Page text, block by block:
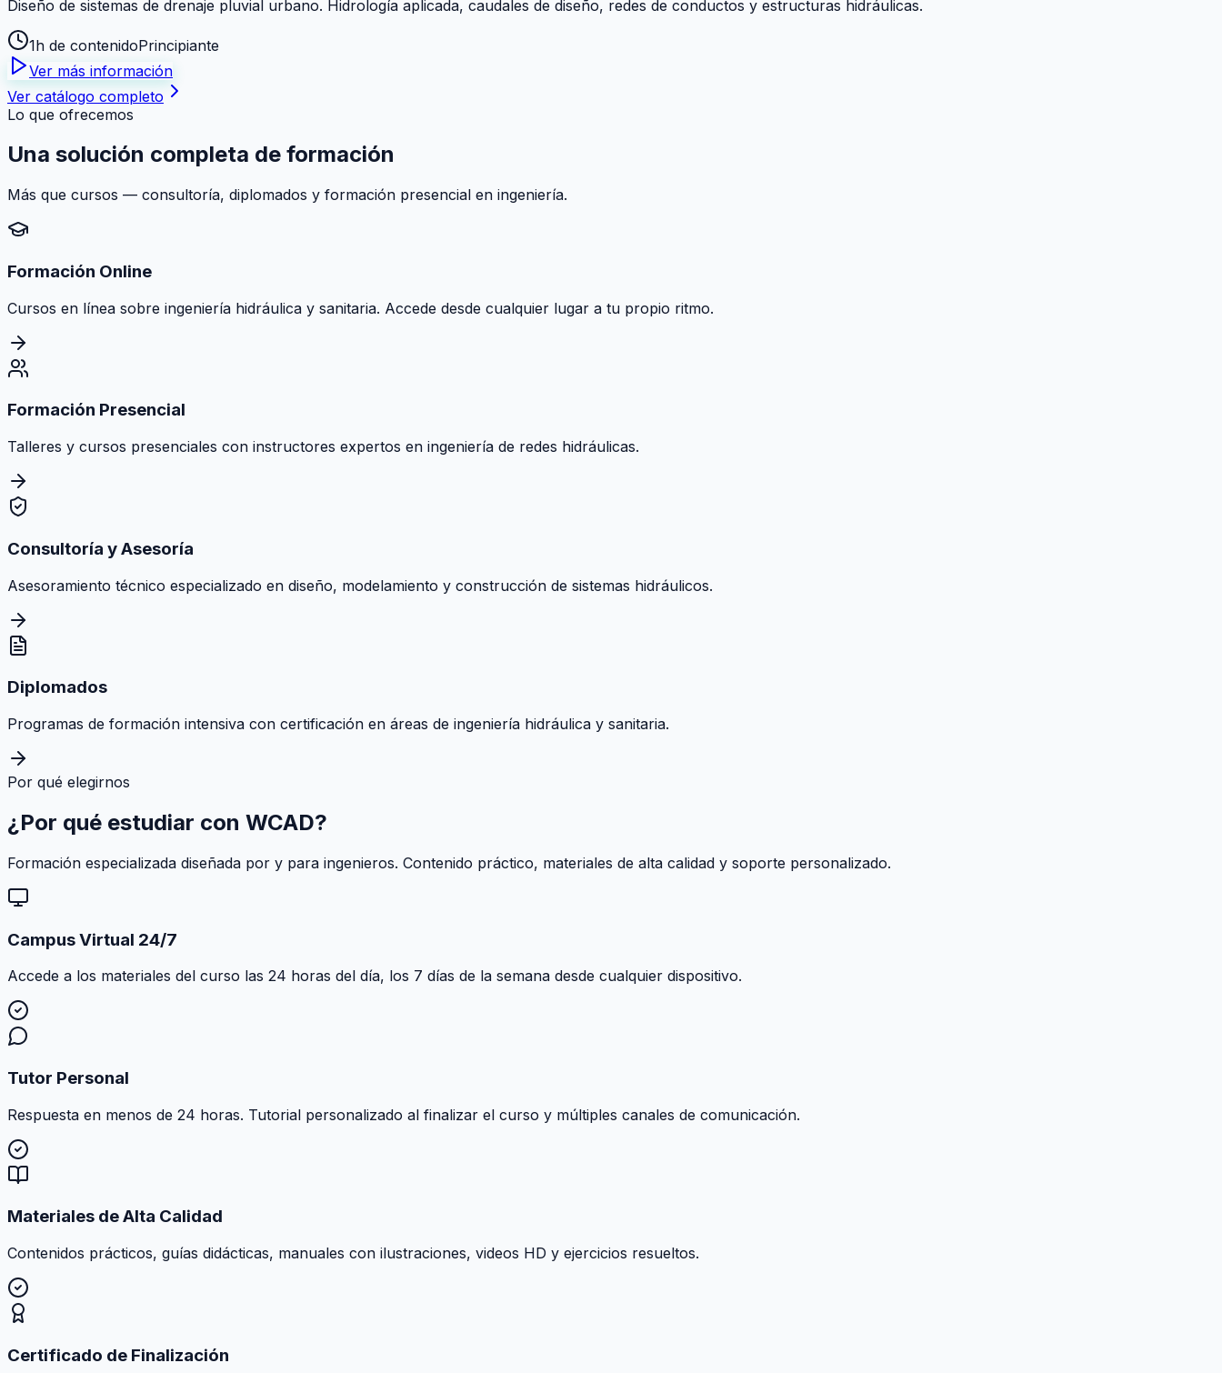
Diseño de sistemas de drenaje pluvial urbano. Hidrología aplicada, caudales de diseño, redes de conductos y estructuras hidráulicas.
1h de contenidoPrincipiante
Ver más información
Ver catálogo completo
Lo que ofrecemos
Una solución completa de formación
Más que cursos — consultoría, diplomados y formación presencial en ingeniería.
Formación Online
Cursos en línea sobre ingeniería hidráulica y sanitaria. Accede desde cualquier lugar a tu propio ritmo.
Formación Presencial
Talleres y cursos presenciales con instructores expertos en ingeniería de redes hidráulicas.
Consultoría y Asesoría
Asesoramiento técnico especializado en diseño, modelamiento y construcción de sistemas hidráulicos.
Diplomados
Programas de formación intensiva con certificación en áreas de ingeniería hidráulica y sanitaria.
Por qué elegirnos
¿Por qué estudiar con WCAD?
Formación especializada diseñada por y para ingenieros. Contenido práctico, materiales de alta calidad y soporte personalizado.
Campus Virtual 24/7
Accede a los materiales del curso las 24 horas del día, los 7 días de la semana desde cualquier dispositivo.
Tutor Personal
Respuesta en menos de 24 horas. Tutorial personalizado al finalizar el curso y múltiples canales de comunicación.
Materiales de Alta Calidad
Contenidos prácticos, guías didácticas, manuales con ilustraciones, videos HD y ejercicios resueltos.
Certificado de Finalización